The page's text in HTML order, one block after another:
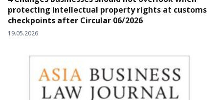
protecting intellectual property rights at customs
checkpoints after Circular 06/2026
19.05.2026